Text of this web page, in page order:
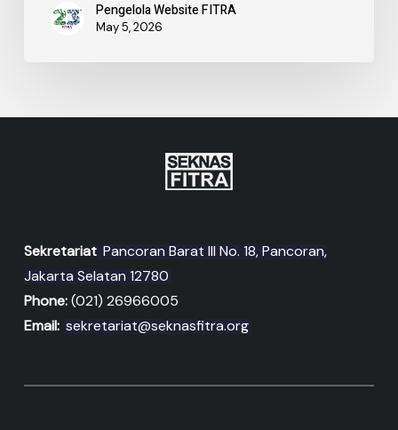
Pengelola Website FITRA
May 5, 2026
Sekretariat Pancoran Barat III No. 18, Pancoran,
Jakarta Selatan 12780
Phone:(021) 26966005
Email: sekretariat@seknasfitra.org